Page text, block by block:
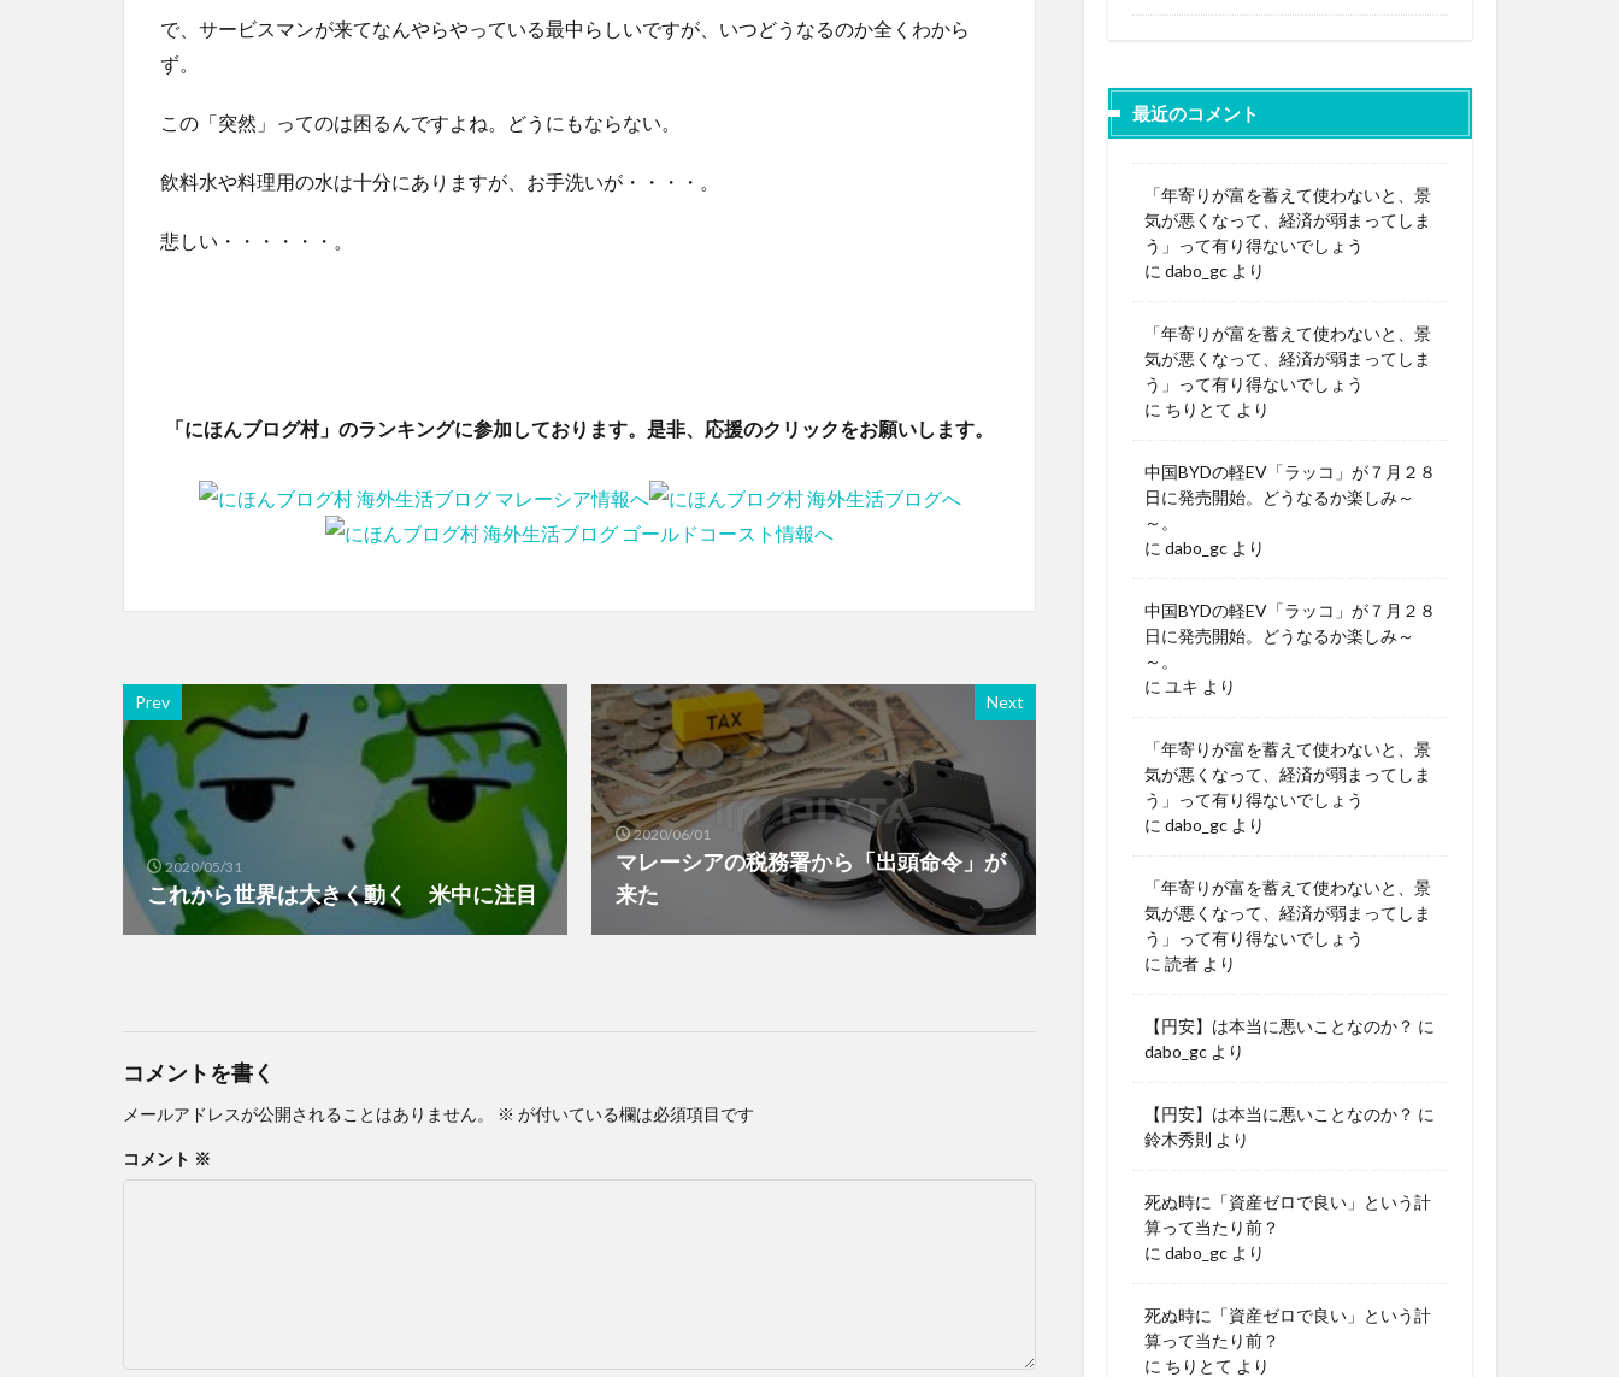
で、サービスマンが来てなんやらやっている最中らしいですが、いつどうなるのか全くわから
ず。
この「突然」ってのは困るんですよね。どうにもならない。
飲料水や料理用の水は十分にありますが、お手洗いが・・・・。
悲しい・・・・・・。
「にほんブログ村」のランキングに参加しております。是非、応援のクリックをお願いします。
Prev
2020/05/31
これから世界は大きく動く 米中に注目
Next
2020/06/01
マレーシアの税務署から「出頭命令」が
来た
コメントを書く
メールアドレスが公開されることはありません。 ※ が付いている欄は必須項目です
コメント ※
最近のコメント
「年寄りが富を蓄えて使わないと、景
気が悪くなって、経済が弱まってしま
う」って有り得ないでしょう
に dabo_gc より
「年寄りが富を蓄えて使わないと、景
気が悪くなって、経済が弱まってしま
う」って有り得ないでしょう
に ちりとて より
中国BYDの軽EV「ラッコ」が７月２８
日に発売開始。どうなるか楽しみ～
～。
に dabo_gc より
中国BYDの軽EV「ラッコ」が７月２８
日に発売開始。どうなるか楽しみ～
～。
に ユキ より
「年寄りが富を蓄えて使わないと、景
気が悪くなって、経済が弱まってしま
う」って有り得ないでしょう
に dabo_gc より
「年寄りが富を蓄えて使わないと、景
気が悪くなって、経済が弱まってしま
う」って有り得ないでしょう
に 読者 より
【円安】は本当に悪いことなのか？ に
dabo_gc より
【円安】は本当に悪いことなのか？ に
鈴木秀則 より
死ぬ時に「資産ゼロで良い」という計
算って当たり前？
に dabo_gc より
死ぬ時に「資産ゼロで良い」という計
算って当たり前？
に ちりとて より